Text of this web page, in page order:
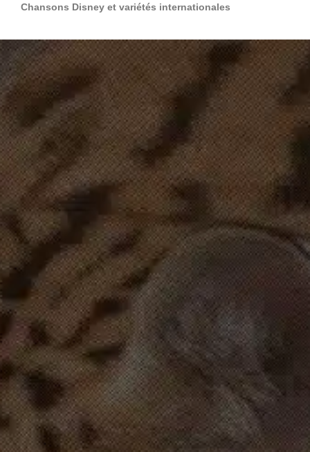
Chansons Disney et variétés internationales